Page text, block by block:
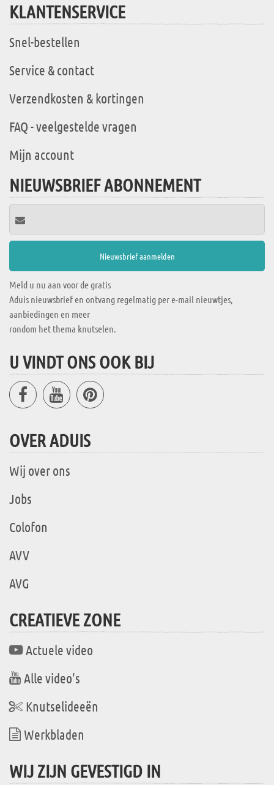
KLANTENSERVICE
Snel-bestellen
Service & contact
Verzendkosten & kortingen
FAQ - veelgestelde vragen
Mijn account
NIEUWSBRIEF ABONNEMENT
Meld u nu aan voor de gratis
Aduis nieuwsbrief en ontvang regelmatig per e-mail nieuwtjes,
aanbiedingen en meer
rondom het thema knutselen.
U VINDT ONS OOK BIJ
OVER ADUIS
Wij over ons
Jobs
Colofon
AVV
AVG
CREATIEVE ZONE
Actuele video
Alle video's
Knutselideeën
Werkbladen
WIJ ZIJN GEVESTIGD IN